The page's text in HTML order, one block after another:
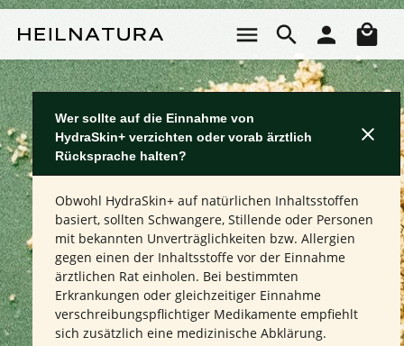
Il
Wer sollte auf die Einnahme von
HydraSkin+ verzichten oder vorab ärztlich
Rücksprache halten?
Obwohl HydraSkin+ auf natürlichen Inhaltsstoffen
basiert, sollten Schwangere, Stillende oder Personen
mit bekannten Unverträglichkeiten bzw. Allergien
gegen einen der Inhaltsstoffe vor der Einnahme
ärztlichen Rat einholen. Bei bestimmten
Erkrankungen oder gleichzeitiger Einnahme
verschreibungspflichtiger Medikamente empfiehlt
sich zusätzlich eine medizinische Abklärung.